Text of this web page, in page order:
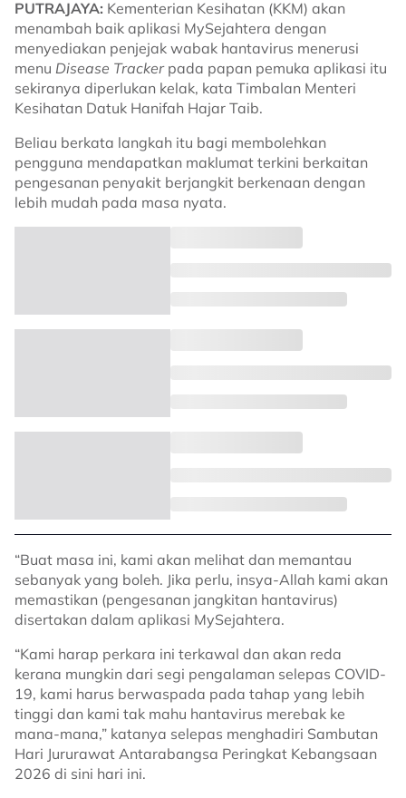
PUTRAJAYA: Kementerian Kesihatan (KKM) akan
menambah baik aplikasi MySejahtera dengan
menyediakan penjejak wabak hantavirus menerusi
menu Disease Tracker pada papan pemuka aplikasi itu
sekiranya diperlukan kelak, kata Timbalan Menteri
Kesihatan Datuk Hanifah Hajar Taib.
Beliau berkata langkah itu bagi membolehkan
pengguna mendapatkan maklumat terkini berkaitan
pengesanan penyakit berjangkit berkenaan dengan
lebih mudah pada masa nyata.
“Buat masa ini, kami akan melihat dan memantau
sebanyak yang boleh. Jika perlu, insya-Allah kami akan
memastikan (pengesanan jangkitan hantavirus)
disertakan dalam aplikasi MySejahtera.
“Kami harap perkara ini terkawal dan akan reda
kerana mungkin dari segi pengalaman selepas COVID-
19, kami harus berwaspada pada tahap yang lebih
tinggi dan kami tak mahu hantavirus merebak ke
mana-mana,” katanya selepas menghadiri Sambutan
Hari Jururawat Antarabangsa Peringkat Kebangsaan
2026 di sini hari ini.